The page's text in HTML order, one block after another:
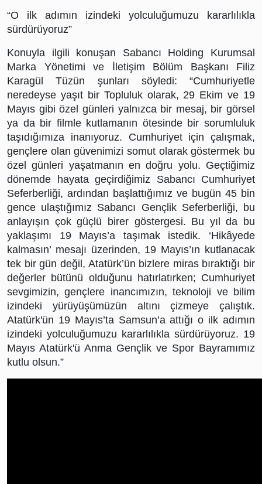
“O ilk adımın izindeki yolculuğumuzu kararlılıkla
sürdürüyoruz”
Konuyla ilgili konuşan Sabancı Holding Kurumsal
Marka Yönetimi ve İletişim Bölüm Başkanı Filiz
Karagül Tüzün şunları söyledi: “Cumhuriyetle
neredeyse yaşıt bir Topluluk olarak, 29 Ekim ve 19
Mayıs gibi özel günleri yalnızca bir mesaj, bir görsel
ya da bir filmle kutlamanın ötesinde bir sorumluluk
taşıdığımıza inanıyoruz. Cumhuriyet için çalışmak,
gençlere olan güvenimizi somut olarak göstermek bu
özel günleri yaşatmanın en doğru yolu. Geçtiğimiz
dönemde hayata geçirdiğimiz Sabancı Cumhuriyet
Seferberliği, ardından başlattığımız ve bugün 45 bin
gence ulaştığımız Sabancı Gençlik Seferberliği, bu
anlayışın çok güçlü birer göstergesi. Bu yıl da bu
yaklaşımı 19 Mayıs’a taşımak istedik. ‘Hikâyede
kalmasın’ mesajı üzerinden, 19 Mayıs’ın kutlanacak
tek bir gün değil, Atatürk’ün bizlere miras bıraktığı bir
değerler bütünü olduğunu hatırlatırken; Cumhuriyet
sevgimizin, gençlere inancımızın, teknoloji ve bilim
izindeki yürüyüşümüzün altını çizmeye çalıştık.
Atatürk'ün 19 Mayıs’ta Samsun’a attığı o ilk adımın
izindeki yolculuğumuzu kararlılıkla sürdürüyoruz. 19
Mayıs Atatürk'ü Anma Gençlik ve Spor Bayramımız
kutlu olsun.”